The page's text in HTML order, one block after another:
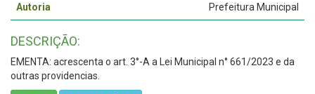
Autoria Prefeitura Municipal
DESCRIÇÃO:
EMENTA: acrescenta o art. 3°-A a Lei Municipal n° 661/2023 e da
outras providencias.